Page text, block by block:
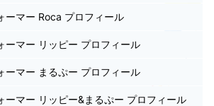
ーマー Roca プロフィール
ーマー リッピー プロフィール
ーマー まるぷー プロフィール
ーマー リッピー&まるぷー プロフィール